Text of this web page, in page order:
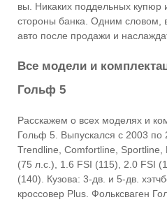
вы. Никаких поддельных купюр
стороны банка. Одним словом,
авто после продажи и
Все модели и
Гольф 5
Расскажем о всех моделях и
Гольф 5. Выпускался с 2003 по
Trendline, Comfortline, Sportline,
(75 л.с.), 1.6 FSI (115), 2.0 FSI
(140). Кузова: 3-дв. и 5-дв.
кроссовер Plus. Фольксваген